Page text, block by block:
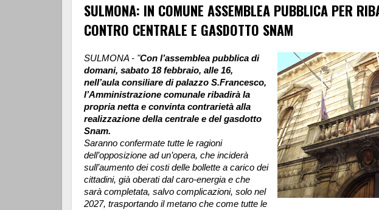
SULMONA: IN COMUNE ASSEMBLEA PUBBLICA PER
CONTRO CENTRALE E GASDOTTO SNAM
SULMONA - "Con l’assemblea pubblica di
domani, sabato 18 febbraio, alle 16,
nell’aula consiliare di palazzo S.Francesco,
l’Amministrazione comunale ribadirà la
propria netta e convinta contrarietà alla
realizzazione della centrale e del gasdotto
Snam.
Saranno confermate tutte le ragioni
dell’opposizione ad un’opera, che inciderà
sull’aumento dei costi delle bollette a carico dei
cittadini, già oberati dal caro-energia e che
sarà completata, salvo complicazioni, solo nel
2027, trasportando il metano che come tutte le